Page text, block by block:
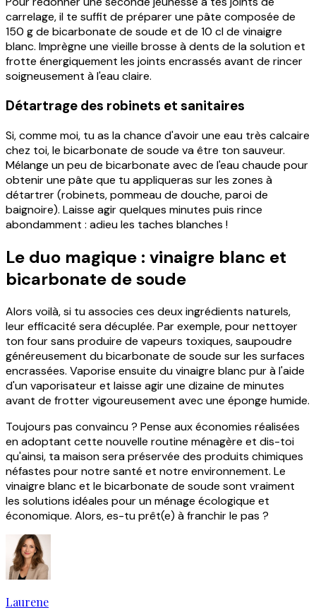
carrelage, il te suffit de préparer une pâte composée de
150 g de bicarbonate de soude et de 10 cl de vinaigre
blanc. Imprègne une vieille brosse à dents de la solution et
frotte énergiquement les joints encrassés avant de rincer
soigneusement à l'eau claire.
Détartrage des robinets et sanitaires
Si, comme moi, tu as la chance d'avoir une eau très calcaire
chez toi, le bicarbonate de soude va être ton sauveur.
Mélange un peu de bicarbonate avec de l'eau chaude pour
obtenir une pâte que tu appliqueras sur les zones à
détartrer (robinets, pommeau de douche, paroi de
baignoire). Laisse agir quelques minutes puis rince
abondamment : adieu les taches blanches !
Le duo magique : vinaigre blanc et
bicarbonate de soude
Alors voilà, si tu associes ces deux ingrédients naturels,
leur efficacité sera décuplée. Par exemple, pour nettoyer
ton four sans produire de vapeurs toxiques, saupoudre
généreusement du bicarbonate de soude sur les surfaces
encrassées. Vaporise ensuite du vinaigre blanc pur à l'aide
d'un vaporisateur et laisse agir une dizaine de minutes
avant de frotter vigoureusement avec une éponge humide.
Toujours pas convaincu ? Pense aux économies réalisées
en adoptant cette nouvelle routine ménagère et dis-toi
qu'ainsi, ta maison sera préservée des produits chimiques
néfastes pour notre santé et notre environnement. Le
vinaigre blanc et le bicarbonate de soude sont vraiment
les solutions idéales pour un ménage écologique et
économique. Alors, es-tu prêt(e) à franchir le pas ?
Laurene